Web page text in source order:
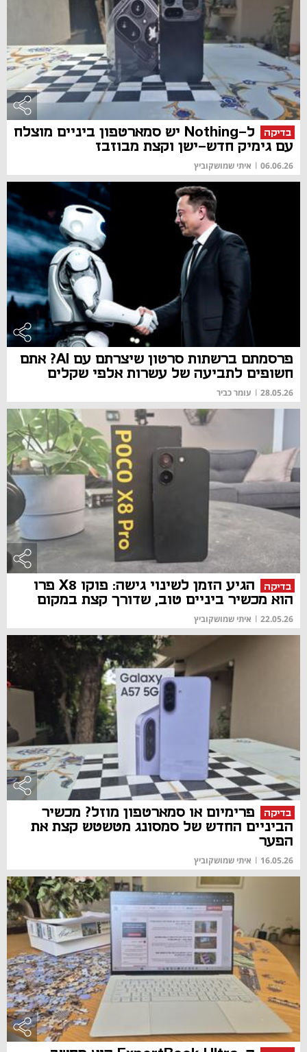
בדיקה
ל-Nothing יש סמארטפון ביניים מוצלח
עם גימיק חדש-ישן וקצת מבוזבז
06.06.26
| איתי שמושקוביץ
פרסמתם ברשתות סרטון שיצרתם עם AI? אתם
חשופים לתביעה של עשרות אלפי שקלים
28.05.26
| עומר כביר
בדיקה
הגיע הזמן לשינוי גישה: פוקו X8 פרו
הוא מכשיר ביניים טוב, שדורך קצת במקום
22.05.26
| איתי שמושקוביץ
בדיקה
פרימיום או סמארטפון מוזל? מכשיר
הביניים החדש של סמסונג מטשטש קצת את
הפער
16.05.26
| איתי שמושקוביץ